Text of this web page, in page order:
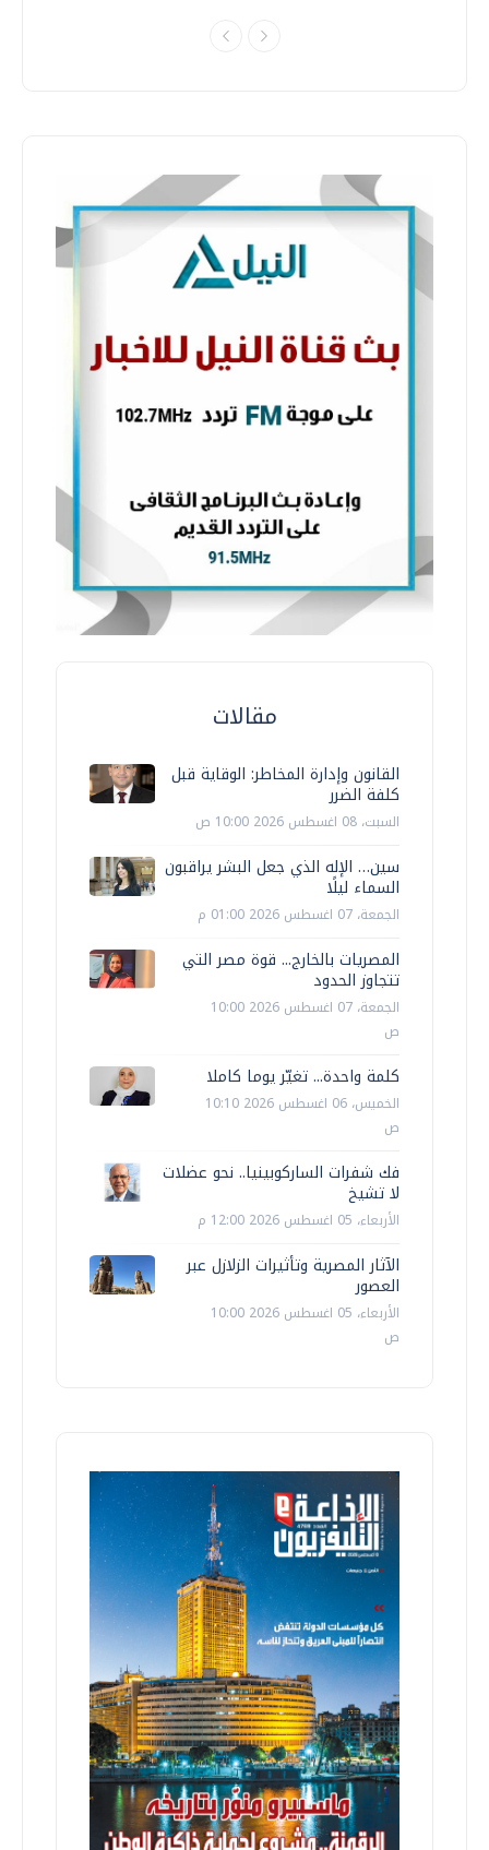
مقالات
القانون وإدارة المخاطر: الوقاية قبل
كلفة الضرر
السبت، 08 اغسطس 2026 10:00 ص
سين… الإله الذي جعل البشر يراقبون
السماء ليلًا
الجمعة، 07 اغسطس 2026 01:00 م
المصريات بالخارج... قوة مصر التي
تتجاوز الحدود
الجمعة، 07 اغسطس 2026 10:00
ص
كلمة واحدة... تغيّر يوما كاملا
الخميس، 06 اغسطس 2026 10:10
ص
فك شفرات الساركوبينيا.. نحو عضلات
لا تشيخ
الأربعاء، 05 اغسطس 2026 12:00 م
الآثار المصرية وتأثيرات الزلازل عبر
العصور
الأربعاء، 05 اغسطس 2026 10:00
ص